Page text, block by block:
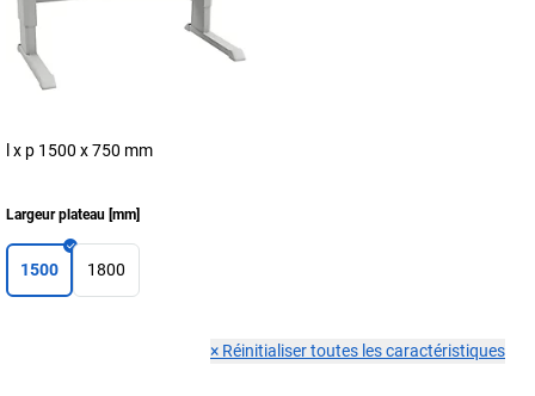
l x p 1500 x 750 mm
Largeur plateau [mm]
1500 1800
× Réinitialiser toutes les caractéristiques